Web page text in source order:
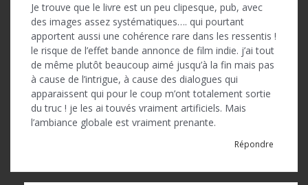
Je trouve que le livre est un peu clipesque, pub, avec
des images assez systématiques…. qui pourtant
apportent aussi une cohérence rare dans les ressentis !
le risque de l’effet bande annonce de film indie. j’ai tout
de même plutôt beaucoup aimé jusqu’à la fin mais pas
à cause de l’intrigue, à cause des dialogues qui
apparaissent qui pour le coup m’ont totalement sortie
du truc ! je les ai touvés vraiment artificiels. Mais
l’ambiance globale est vraiment prenante.
Répondre